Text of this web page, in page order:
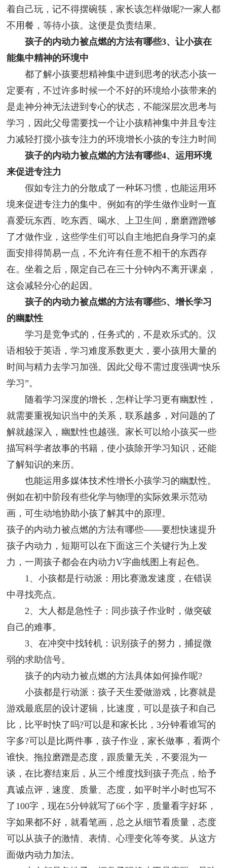
着自己玩，记不得摆碗筷，家长该怎样做呢?一家人都
不用餐，等待小孩。这便是负责结果。
孩子的内动力被点燃的方法有哪些3、让小孩在
能集中精神的环境中
都了解小孩要想精神集中进到思考的状态小孩一
定要有，不过许多时候一个不好的环境给小孩带来的
是走神分神无法进到专心的状态，不能深层次思考与
学习，因此父母需要找一个让小孩精神集中并且专注
力减轻打搅小孩专注力的环境增长小孩的专注力时间
孩子的内动力被点燃的方法有哪些4、运用环境
来促进专注力
假如专注力的分散成了一种坏习惯，也能运用环
境来促进专注力的集中。例如有的学生做作业时一直
喜爱玩东西、吃东西、喝水、上卫生间，磨磨蹭蹭够
了才做作业，这些学生们可以自主地把自身学习的桌
面安排得简易一点，不允许有任意不相干的东西存
在。坐着之后，限定自己在三十分钟内不离开课桌，
这会减轻分心的起因。
孩子的内动力被点燃的方法有哪些5、增长学习
的幽默性
学习是竞争式的，任务式的，不是欢乐式的。汉
语相较于英语，学习难度系数更大，要小孩用大量的
时间与精力去学习加强。因此父母不需过度强调“快乐
学习”。
随着学习深度的增长，怎样让学习更有幽默性，
就需要重视知识当中的关系，联系越多，对问题的了
解就越深入，幽默性也越强。家长可以给小孩买一些
描写科学者故事的书籍，使小孩除开学习知识，还能
了解知识的来历。
也能运用多媒体技术性增长小孩学习的幽默性。
例如在初中阶段有些化学与物理的实际效果示范动
画，可生动地协助小孩了解其中的原理。
孩子的内动力被点燃的方法有哪些——要想快速提升
孩子内动力，短期可以在下面这三个关键行为上发
力，一周孩子都会在内动力V字曲线图上有起色。
1、小孩都是行动派：用比赛激发速度，在错误
中寻找亮点。
2、大人都是急性子：同步孩子作业时，做突破
自己的难事。
3、在冲突中找转机：识别孩子的努力，捕捉微
弱的求助信号。
孩子的内动力被点燃的方法具体如何操作呢?
小孩都是行动派：孩子天生爱做游戏，比赛就是
游戏最底层的设计逻辑，比速度，可以是孩子和自己
比，比平时快了吗?可以是和家长比，3分钟看谁写的
字多?可以是比两件事，孩子作业，家长做事，看两个
谁快。拖拉磨蹭是态度，跟质量无关，不要混为一
谈，在比赛结束后，从三个维度找到孩子亮点，给予
真诚点评，速度、质量、态度，如平时半小时也写不
了100字，现在5分钟就写了66个字，质量看字好坏，
字如果都不好，就看笔画，总之从细节看质量，态度
可以从孩子的激情、表情、心理变化等夸奖。从这方
面做内动力加法。